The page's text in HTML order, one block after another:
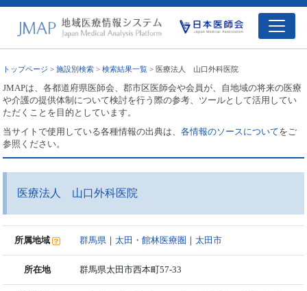
トップページ >施設別検索 >検索結果一覧 > 医療法人 山口外科医院
JMAPは、各都道府県医師会、郡市区医師会や会員が、自地域の将来の医療
や介護の提供体制について検討を行う際の参考、ツールとして活用してい
ただくことを目的としています。
当サイトで使用している各種情報の出典は、各情報のソースについてをご
参照ください。
医療法人 山口外科医院
所属地域 群馬県 ｜太田・館林医療圏 ｜太田市
所在地 群馬県太田市西本町57-33